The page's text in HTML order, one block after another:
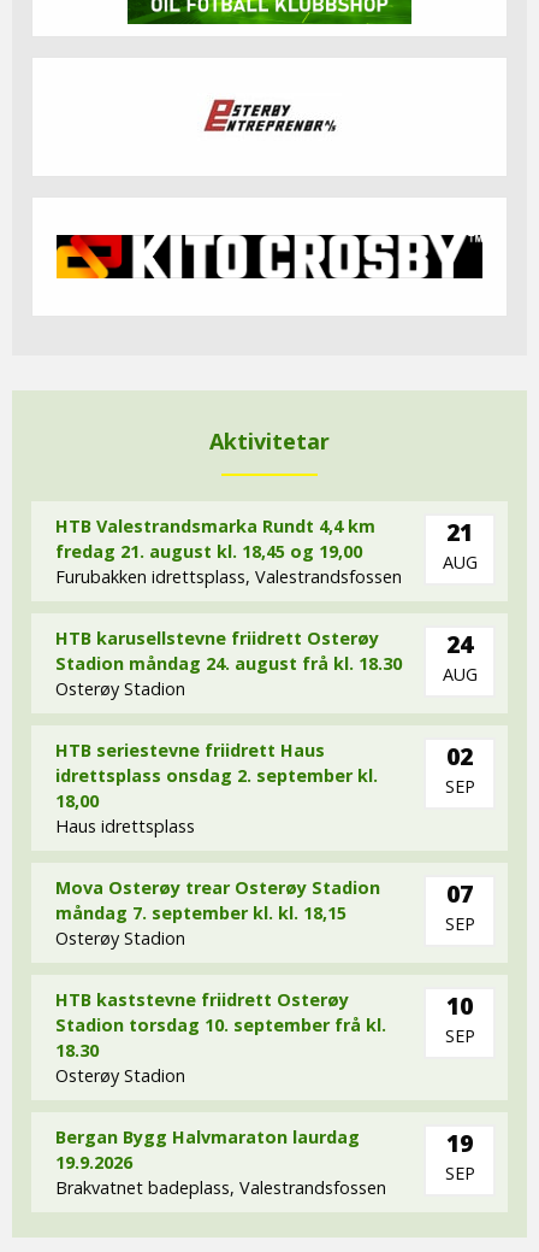
Aktivitetar
HTB Valestrandsmarka Rundt 4,4 km
fredag 21. august kl. 18,45 og 19,00
Furubakken idrettsplass, Valestrandsfossen
21
AUG
HTB karusellstevne friidrett Osterøy
Stadion måndag 24. august frå kl. 18.30
Osterøy Stadion
24
AUG
HTB seriestevne friidrett Haus
idrettsplass onsdag 2. september kl.
18,00
Haus idrettsplass
02
SEP
Mova Osterøy trear Osterøy Stadion
måndag 7. september kl. kl. 18,15
Osterøy Stadion
07
SEP
HTB kaststevne friidrett Osterøy
Stadion torsdag 10. september frå kl.
18.30
Osterøy Stadion
10
SEP
Bergan Bygg Halvmaraton laurdag
19.9.2026
Brakvatnet badeplass, Valestrandsfossen
19
SEP